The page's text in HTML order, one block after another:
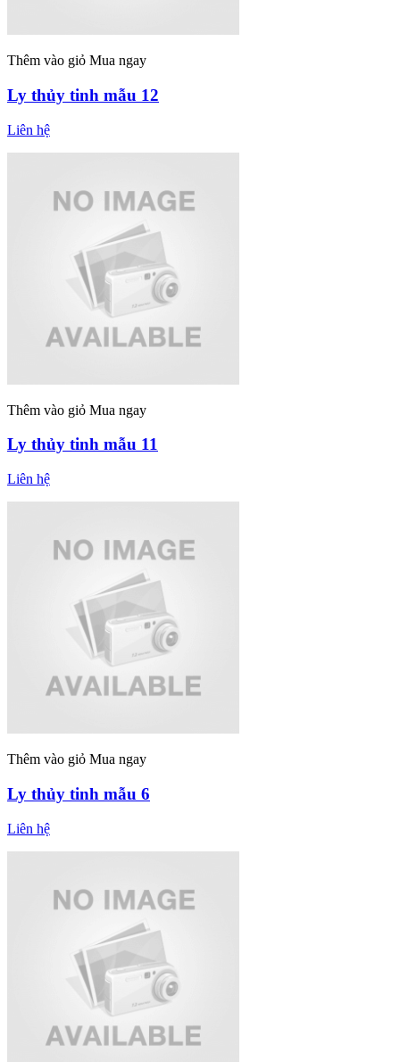
Thêm vào giỏ Mua ngay
Ly thủy tinh mẫu 12
Liên hệ
Thêm vào giỏ Mua ngay
Ly thủy tinh mẫu 11
Liên hệ
Thêm vào giỏ Mua ngay
Ly thủy tinh mẫu 6
Liên hệ